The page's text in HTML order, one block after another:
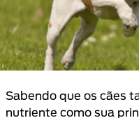
Sabendo que os cães
nutriente como sua